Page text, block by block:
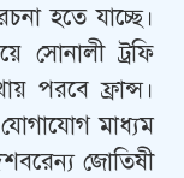
হতে যাচ্ছে।
সোনালী ট্রফি
পরবে ফ্রান্স।
মাধ্যম
জোতিষী